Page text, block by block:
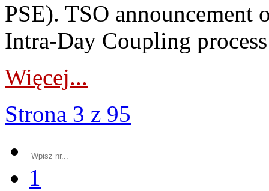
PSE). TSO announcement
Intra-Day Coupling
Więcej...
Strona 3 z 95
1